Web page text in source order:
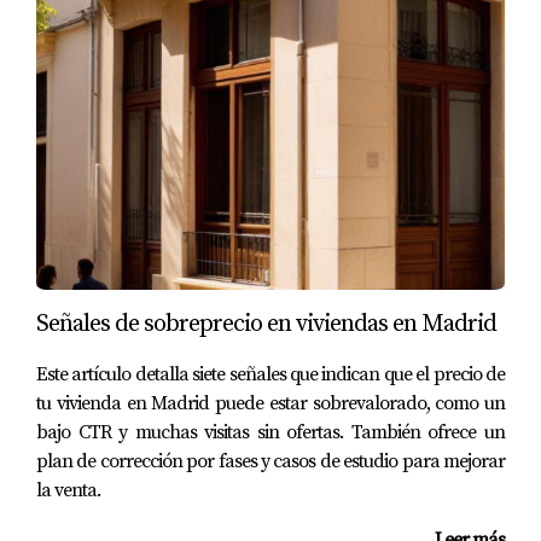
Transferencias bancarias directas a cuentas
fiduciarias.
Uso de plataformas reconocidas para
transacciones internacionales.
Cheque bancario certificado.
Recuerda siempre verificar la identidad del vendedor y
asegurarte de que todas las transacciones sean
documentadas adecuadamente.
Bloqueos de Vivienda: ¿Qué Son?
El bloqueo de vivienda es un mecanismo legal utilizado
para asegurar que una propiedad no sea vendida a otra
persona mientras se completa el proceso de compra.
Esto se realiza a través del registro correspondiente y
garantiza que tus intereses estén protegidos hasta que
finalices la transacción. Es una práctica común en
España y esencial para compradores extranjeros.
Señales de sobreprecio en viviendas en Madrid
Este artículo detalla siete señales que indican que el precio de
tu vivienda en Madrid puede estar sobrevalorado, como un
bajo CTR y muchas visitas sin ofertas. También ofrece un
plan de corrección por fases y casos de estudio para mejorar
la venta.